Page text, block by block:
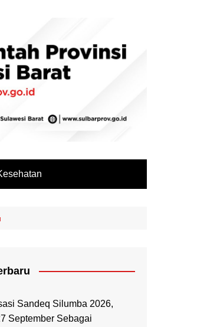
Sandeq Silumba 2026,
September Sebagai